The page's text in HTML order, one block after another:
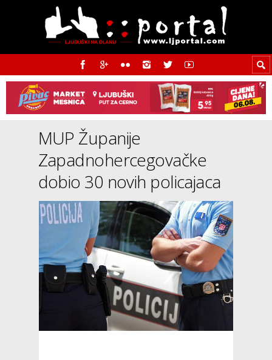
MUP Županije
Zapadnohercegovačke
dobio 30 novih policajaca